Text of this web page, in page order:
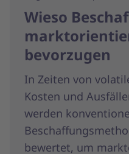
Wieso
bevorzugen
In Zeiten von
Kosten und
werden
bewertet, um